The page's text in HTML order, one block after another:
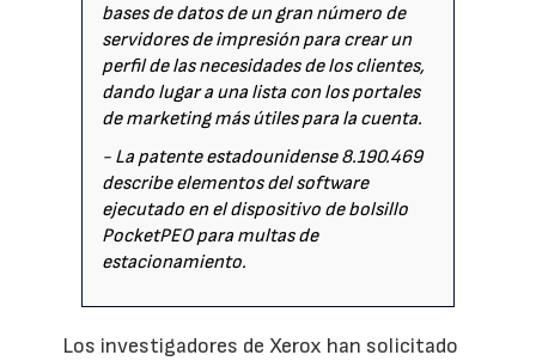
bases de datos de un gran número de
servidores de impresión para crear un
perfil de las necesidades de los clientes,
dando lugar a una lista con los portales
de marketing más útiles para la cuenta.
- La patente estadounidense 8.190.469
describe elementos del software
ejecutado en el dispositivo de bolsillo
PocketPEO para multas de
estacionamiento.
Los investigadores de Xerox han solicitado